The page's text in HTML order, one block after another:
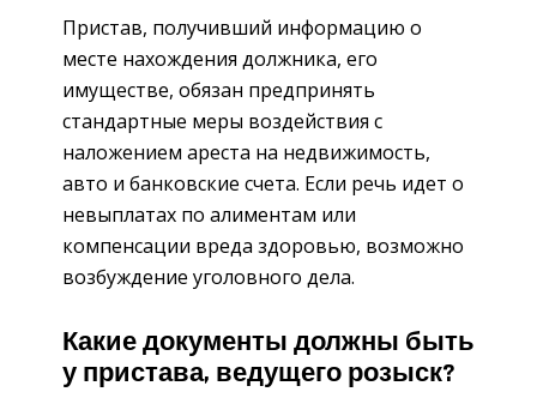
Пристав, получивший информацию о
месте нахождения должника, его
имуществе, обязан предпринять
стандартные меры воздействия с
наложением ареста на недвижимость,
авто и банковские счета. Если речь идет о
невыплатах по алиментам или
компенсации вреда здоровью, возможно
возбуждение уголовного дела.
Какие документы должны быть
у пристава, ведущего розыск?